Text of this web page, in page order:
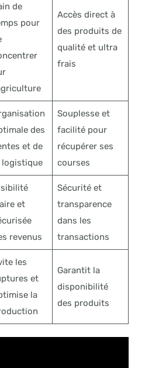
de
pour
Accès direct à
des produits de
qualité et ultra
frais
des
et de
logistique
Souplesse et
facilité pour
récupérer ses
courses
et
revenus
Sécurité et
transparence
dans les
transactions
les
et
la
Garantit la
disponibilité
des produits